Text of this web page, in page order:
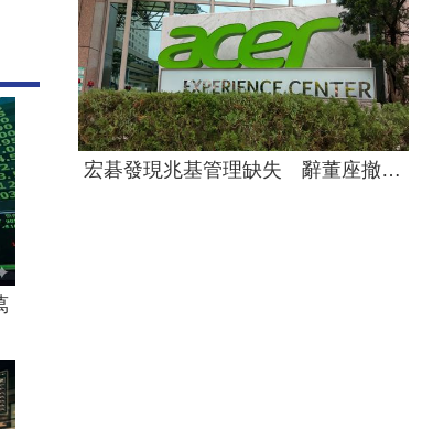
宏碁發現兆基管理缺失 辭董座撤出經營層